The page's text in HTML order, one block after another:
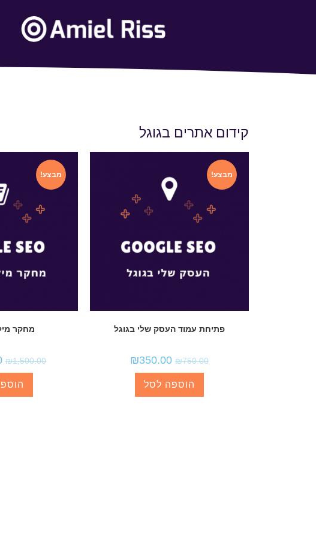
קידום אתרים בגוגל
מבצע!
פתיחת עמוד העסק שלי בגוגל
₪750.00
₪350.00
הוספה לסל
מבצע!
מחקר
₪1,500.00